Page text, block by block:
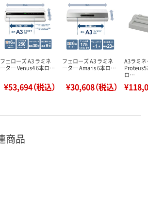
フェローズ A3 ラミネ
ーター Venus4 6本ロ…
¥53,694（税込）
フェローズ A3 ラミネ
ーター Amaris 6本ロ…
¥30,608（税込）
A3ラミ
ロ…
商品